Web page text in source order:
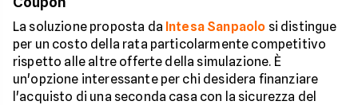
La soluzione proposta da Intesa Sanpaolo si distingue
per un costo della rata particolarmente competitivo
rispetto alle altre offerte della simulazione. È
un'opzione interessante per chi desidera finanziare
l'acquisto di una seconda casa con la sicurezza del